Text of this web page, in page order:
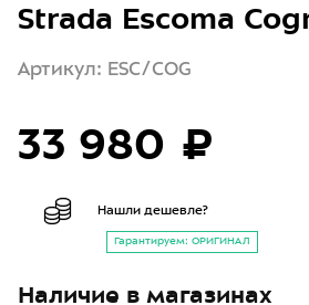
Strada Escoma
Артикул: ESC/COG
33 980 ₽
Нашли дешевле?
Гарантируем: ОРИГИНАЛ
Наличие в магазинах